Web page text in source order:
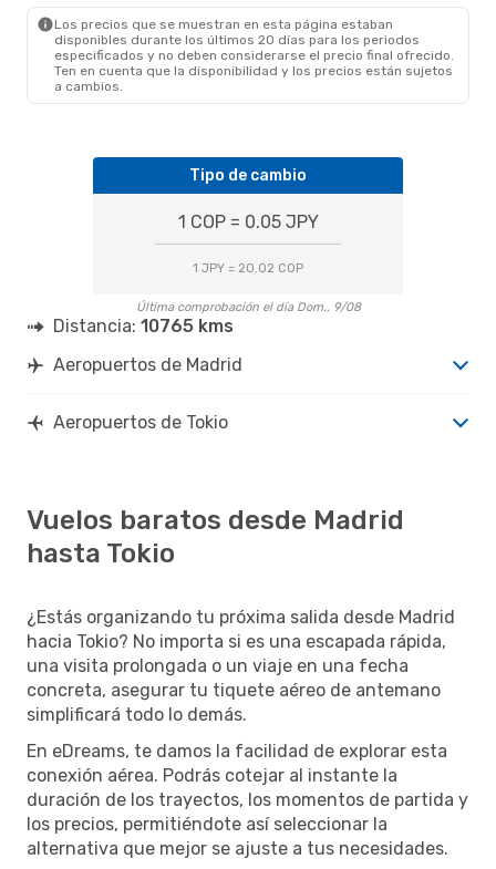
Los precios que se muestran en esta página estaban
disponibles durante los últimos 20 días para los periodos
especificados y no deben considerarse el precio final ofrecido.
Ten en cuenta que la disponibilidad y los precios están sujetos
a cambios.
Tipo de cambio
1 COP = 0.05 JPY
1 JPY = 20.02 COP
Última comprobación el día Dom., 9/08
Distancia: 10765 kms
Aeropuertos de Madrid
Aeropuertos de Tokio
Vuelos baratos desde Madrid
hasta Tokio
¿Estás organizando tu próxima salida desde Madrid
hacia Tokio? No importa si es una escapada rápida,
una visita prolongada o un viaje en una fecha
concreta, asegurar tu tiquete aéreo de antemano
simplificará todo lo demás.
En eDreams, te damos la facilidad de explorar esta
conexión aérea. Podrás cotejar al instante la
duración de los trayectos, los momentos de partida y
los precios, permitiéndote así seleccionar la
alternativa que mejor se ajuste a tus necesidades.